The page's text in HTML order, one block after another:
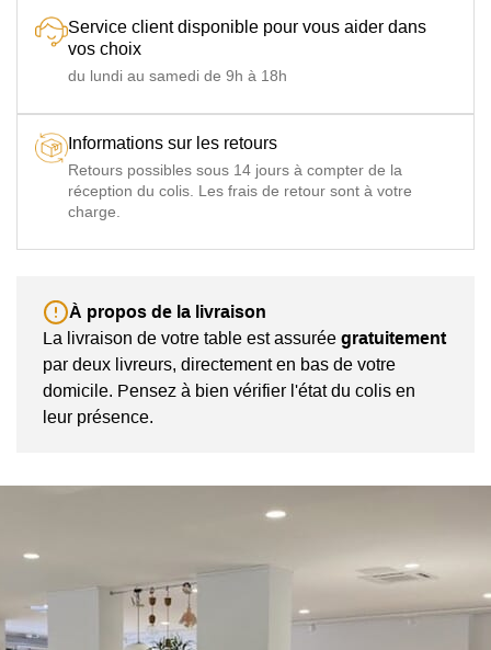
Service client disponible pour vous aider dans
vos choix
du lundi au samedi de 9h à 18h
Informations sur les retours
Retours possibles sous 14 jours à compter de la
réception du colis. Les frais de retour sont à votre
charge.
À propos de la livraison
La livraison de votre table est assurée gratuitement
par deux livreurs, directement en bas de votre
domicile. Pensez à bien vérifier l'état du colis en
leur présence.